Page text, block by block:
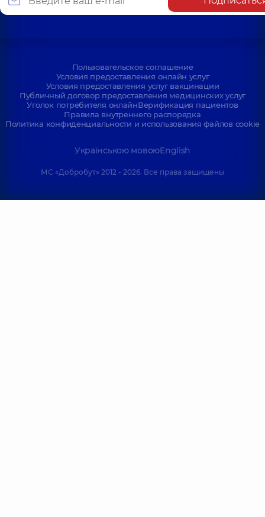
Пользовательское соглашение
Условия предоставления онлайн услуг
Условия предоставления услуг вакцинации
Публичный договор предоставления медицинских услуг
Уголок потребителя онлайнВерификация пациентов
Правила внутреннего распорядка
Политика конфиденциальности и использования файлов cookie
Українською мовоюEnglish
МС «Добробут» 2012 - 2026. Все права защищены